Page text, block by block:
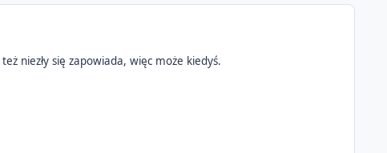
niezły się zapowiada, więc może kiedyś.